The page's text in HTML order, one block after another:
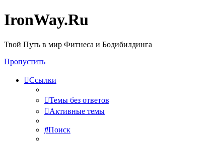
IronWay.Ru
Твой Путь в мир Фитнеса и Бодибилдинга
Пропустить
Ссылки
Темы без ответов
Активные темы
Поиск